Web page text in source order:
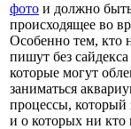
фото и должно
происходящее во
Особенно тем, кто
пишут без
которые могут
заниматься
процессы, который
и о которых ни кто